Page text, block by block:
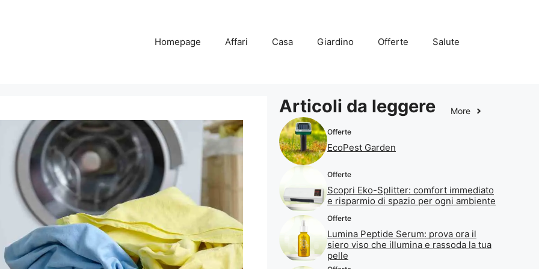
Homepage Affari Casa Giardino Offerte Salute
Articoli da leggere More
Offerte
EcoPest Garden
Offerte
Scopri Eko-Splitter: comfort immediato
e risparmio di spazio per ogni ambiente
Offerte
Lumina Peptide Serum: prova ora il
siero viso che illumina e rassoda la tua
pelle